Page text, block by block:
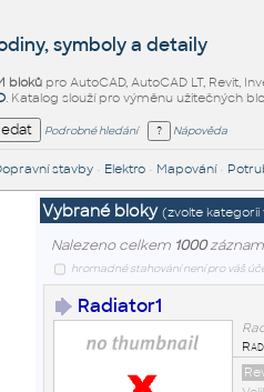
symboly a detaily
blokůpro AutoCAD, AutoCAD LT, Revit,
. Katalog slouží pro výměnu užitečných
Podrobné hledání Nápověda
stavby• Elektro• Mapování•
Vybrané bloky (zvolte kategorii
Nalezeno celkem 1000
hromadné stahování není pro váš
Radiator1